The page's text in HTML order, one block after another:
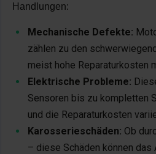
Handlungen:
Mechanische Defekte:
zählen zu den
meist hohe Reparaturkosten
Elektrische Probleme:
Sensoren bis zu kompletten
und die Reparaturkosten
Karosserieschäden: Ob
– diese Schäden können das